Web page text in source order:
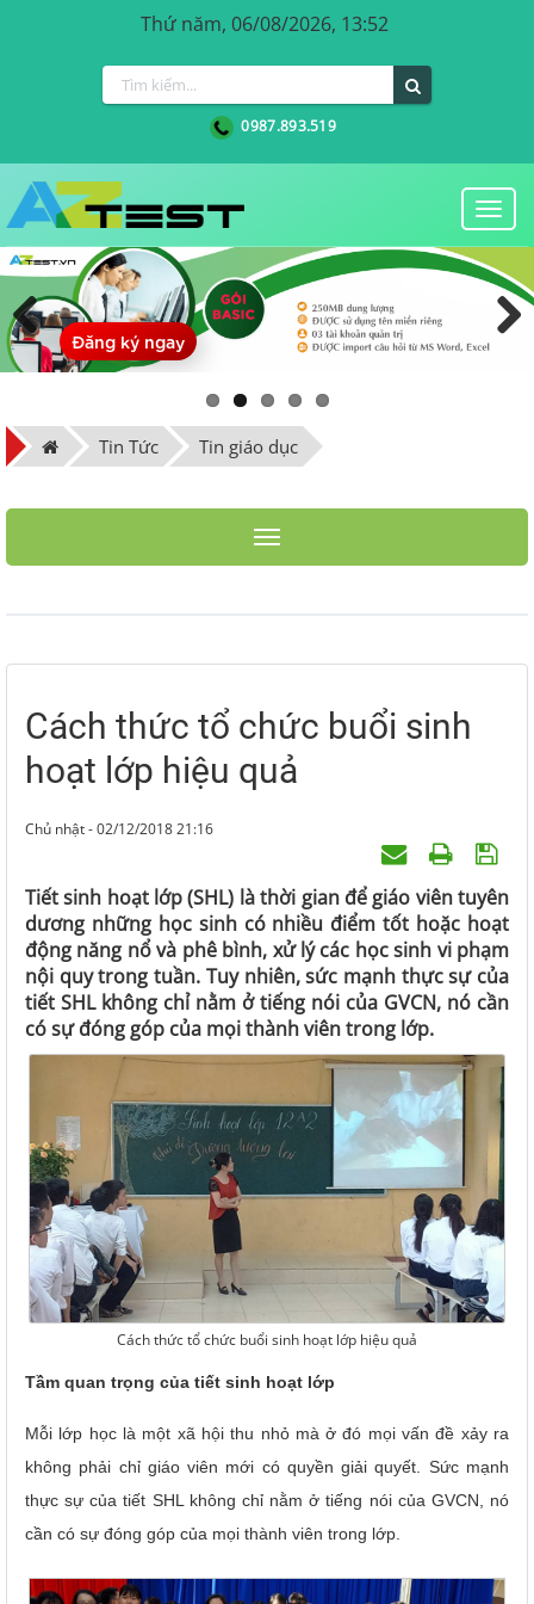
Thứ năm, 06/08/2026, 13:52
0987.893.519
Đăng ký ngay
Previous Next
Tin Tức Tin giáo dục
Toggle navigation
Cách thức tổ chức buổi sinh
hoạt lớp hiệu quả
Chủ nhật - 02/12/2018 21:16
Tiết sinh hoạt lớp (SHL) là thời gian để giáo viên tuyên
dương những học sinh có nhiều điểm tốt hoặc hoạt
động năng nổ và phê bình, xử lý các học sinh vi phạm
nội quy trong tuần. Tuy nhiên, sức mạnh thực sự của
tiết SHL không chỉ nằm ở tiếng nói của GVCN, nó cần
có sự đóng góp của mọi thành viên trong lớp.
Cách thức tổ chức buổi sinh hoạt lớp hiệu quả
Tầm quan trọng của tiết sinh hoạt lớp
Mỗi lớp học là một xã hội thu nhỏ mà ở đó mọi vấn đề xảy ra
không phải chỉ giáo viên mới có quyền giải quyết. Sức mạnh
thực sự của tiết SHL không chỉ nằm ở tiếng nói của GVCN, nó
cần có sự đóng góp của mọi thành viên trong lớp.